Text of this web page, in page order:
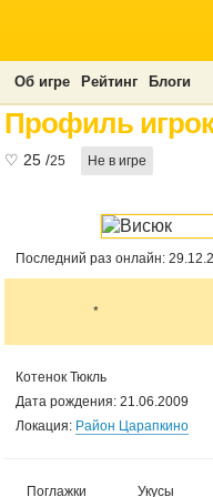
Об игре Рейтинг Блоги
Профиль
♡ 25 /25 Не в игре
Последний раз онлайн:
*
Котенок Тюкль
Дата рождения: 21.06.2009
Локация: Район Царапкино
Поглажки Укусы